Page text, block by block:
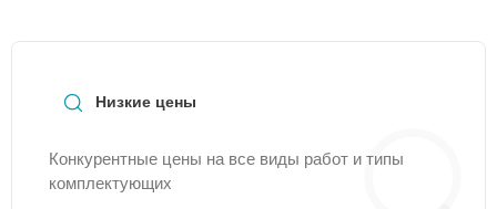
Низкие цены
Конкурентные цены на все виды работ и типы
комплектующих